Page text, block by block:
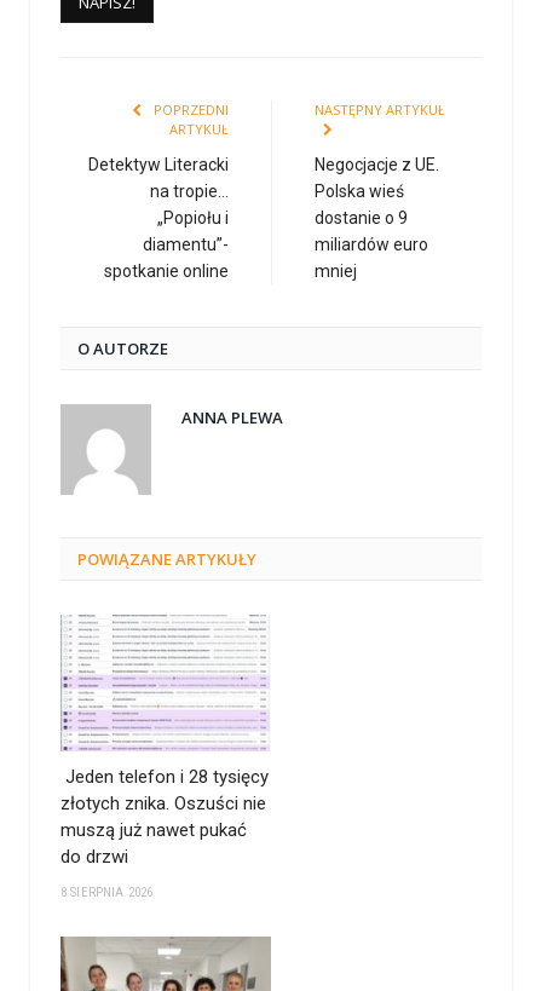
POPRZEDNI
ARTYKUŁ
Detektyw Literacki
na tropie…
„Popiołu i
diamentu”-
spotkanie online
NASTĘPNY ARTYKUŁ
Negocjacje z UE.
Polska wieś
dostanie o 9
miliardów euro
mniej
O AUTORZE
ANNA PLEWA
POWIĄZANEARTYKUŁY
Jeden telefon i 28 tysięcy
złotych znika. Oszuści nie
muszą już nawet pukać
do drzwi
8 SIERPNIA 2026